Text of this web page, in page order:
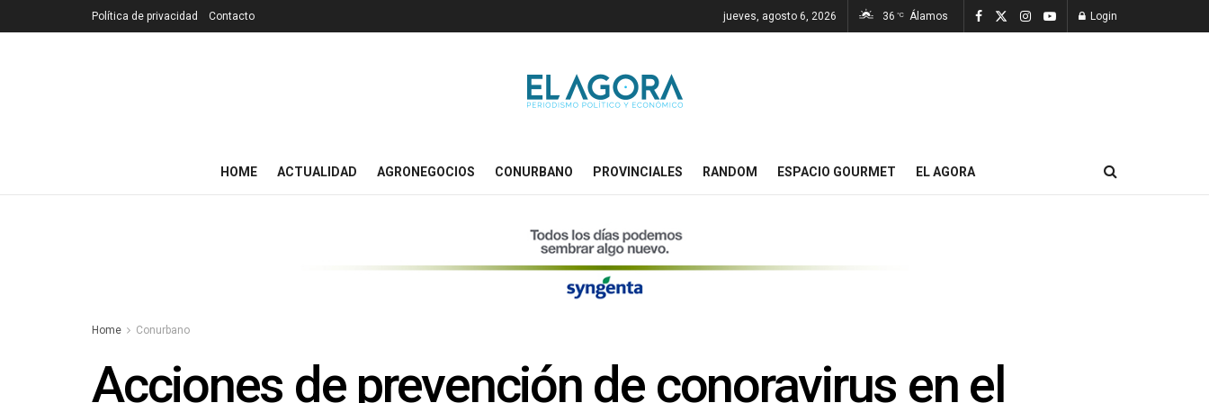
Política de privacidad Contacto jueves, agosto 6, 2026 36 °C Álamos Login
HOME ACTUALIDAD AGRONEGOCIOS CONURBANO PROVINCIALES RANDOM ESPACIO GOURMET EL AGORA
Home Conurbano
Acciones de prevención de conoravirus en el